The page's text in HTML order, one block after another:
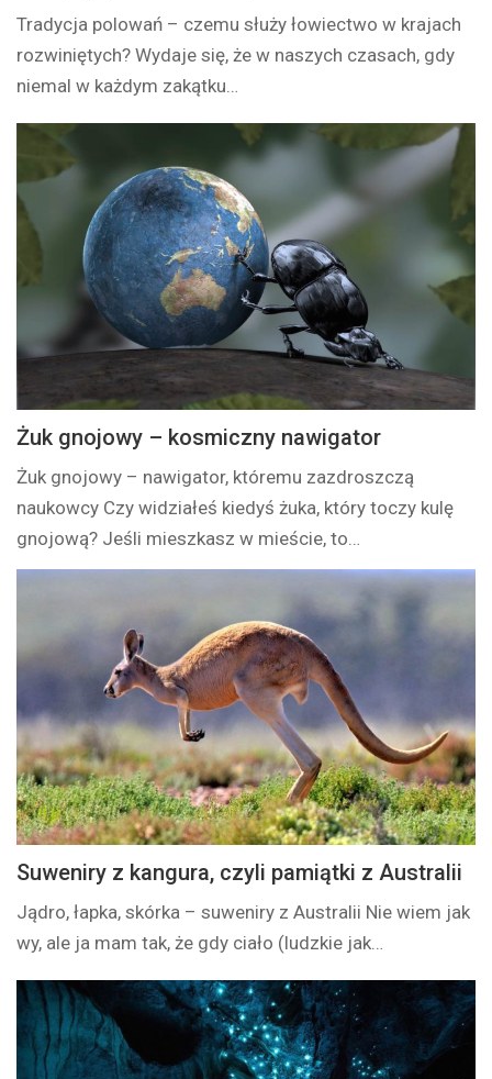
Tradycja polowań – czemu służy łowiectwo w krajach
rozwiniętych? Wydaje się, że w naszych czasach, gdy
niemal w każdym zakątku…
Żuk gnojowy – kosmiczny nawigator
Żuk gnojowy – nawigator, któremu zazdroszczą
naukowcy Czy widziałeś kiedyś żuka, który toczy kulę
gnojową? Jeśli mieszkasz w mieście, to…
Suweniry z kangura, czyli pamiątki z Australii
Jądro, łapka, skórka – suweniry z Australii Nie wiem jak
wy, ale ja mam tak, że gdy ciało (ludzkie jak…